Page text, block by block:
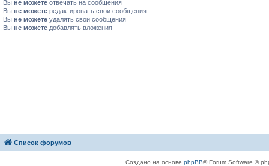
Вы не можете отвечать на сообщения
Вы не можете редактировать свои сообщения
Вы не можете удалять свои сообщения
Вы не можете добавлять вложения
Список форумов
Создано на основе phpBB® Forum Software ©